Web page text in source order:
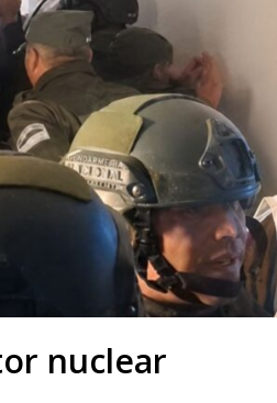
nuclear